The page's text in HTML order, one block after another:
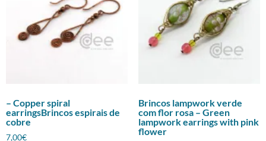
– Copper spiral
earringsBrincos espirais de
cobre
7,00€
Brincos lampwork verde
com flor rosa – Green
lampwork earrings with pink
flower